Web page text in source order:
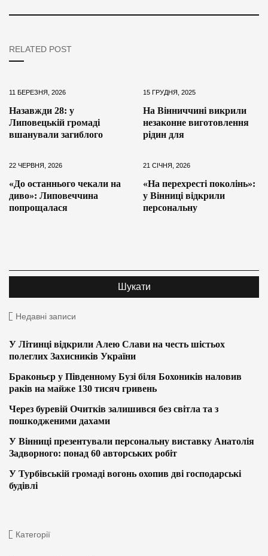
RELATED POST
11 БЕРЕЗНЯ, 2026
Назавжди 28: у
Липовецькій громаді
вшанували загиблого
15 ГРУДНЯ, 2025
На Вінниччині викрили
незаконне виготовлення
рідин для
22 ЧЕРВНЯ, 2026
«До останнього чекали на
диво»: Липовеччина
попрощалася
21 СІЧНЯ, 2026
«На перехресті поколінь»:
у Вінниці відкрили
персональну
Недавні записи
У Літинці відкрили Алею Слави на честь шістьох
полеглих Захисників України
Браконьєр у Південному Бузі біля Бохоників наловив
раків на майже 130 тисяч гривень
Через буревій Очитків залишився без світла та з
пошкодженими дахами
У Вінниці презентували персональну виставку Анатолія
Задворного: понад 60 авторських робіт
У Турбівській громаді вогонь охопив дві господарські
будівлі
Категорії